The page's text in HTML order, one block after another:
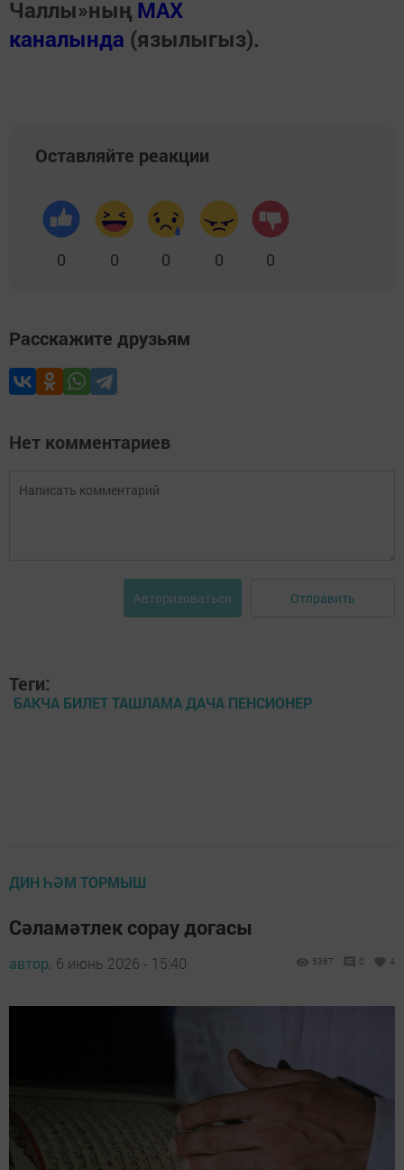
Чаллы»ның MAX
каналында (язылыгыз).
Оставляйте реакции
0 0 0 0 0
Расскажите друзьям
Нет комментариев
Авторизоваться Отправить
Теги:
БАКЧА БИЛЕТ ТАШЛАМА ДАЧА ПЕНСИОНЕР
ДИН ҺӘМ ТОРМЫШ
Сәламәтлек сорау догасы
автор, 6 июнь 2026 - 15:40 5367 0 4